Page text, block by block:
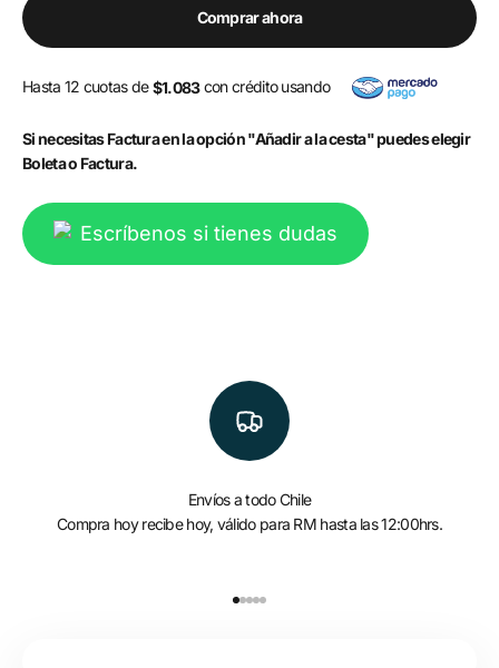
Comprar ahora
Hasta 12 cuotas de$1.083con crédito usando
Si necesitas Factura en la opción "Añadir a la cesta" puedes elegir
Boleta o Factura.
Escríbenos si tienes dudas
Envíos a todo Chile
Compra hoy recibe hoy, válido para RM hasta las 12:00hrs.